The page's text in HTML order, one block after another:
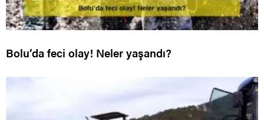
Bolu’da feci olay! Neler yaşandı?